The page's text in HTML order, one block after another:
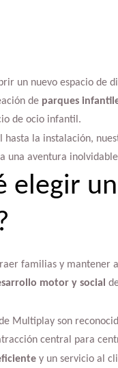
un nuevo espacio de
de parques
de ocio infantil.
hasta la instalación,
una aventura
elegir
familias y mantener
motor y social
Multiplay son
central para
y un servicio al